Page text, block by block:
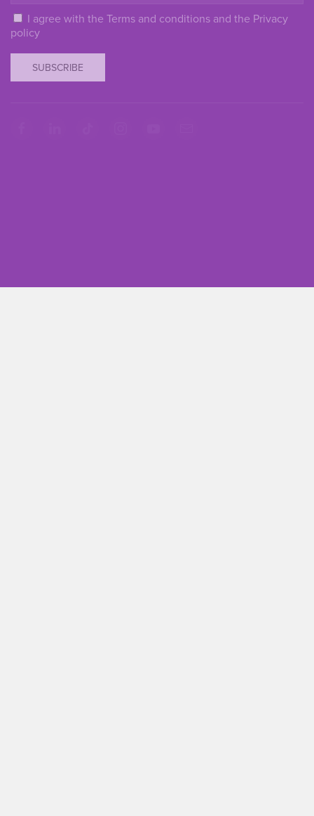
I agree with the Terms and conditions and the Privacy
policy
SUBSCRIBE